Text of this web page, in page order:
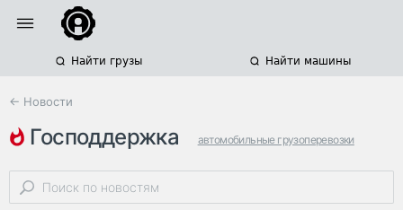
Найти грузы Найти машины
← Новости
господдержка автомобильные грузоперевозки
коронавирус субсидии